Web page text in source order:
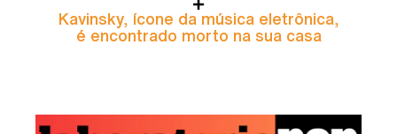
Kavinsky, ícone da música eletrônica,
é encontrado morto na sua casa